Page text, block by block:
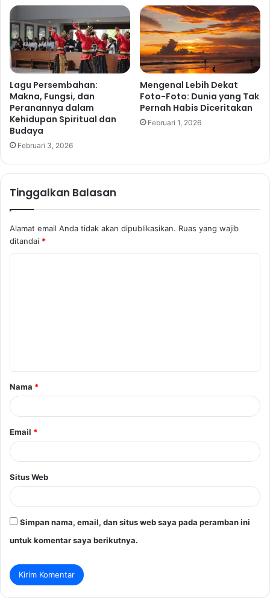
Lagu Persembahan:
Makna, Fungsi, dan
Peranannya dalam
Kehidupan Spiritual dan
Budaya
Februari 3, 2026
Mengenal Lebih Dekat
Foto-Foto: Dunia yang Tak
Pernah Habis Diceritakan
Februari 1, 2026
Tinggalkan Balasan
Alamat email Anda tidak akan dipublikasikan. Ruas yang wajib
ditandai *
a
r
Nama *
Email *
Situs Web
Simpan nama, email, dan situs web saya pada peramban ini
untuk komentar saya berikutnya.